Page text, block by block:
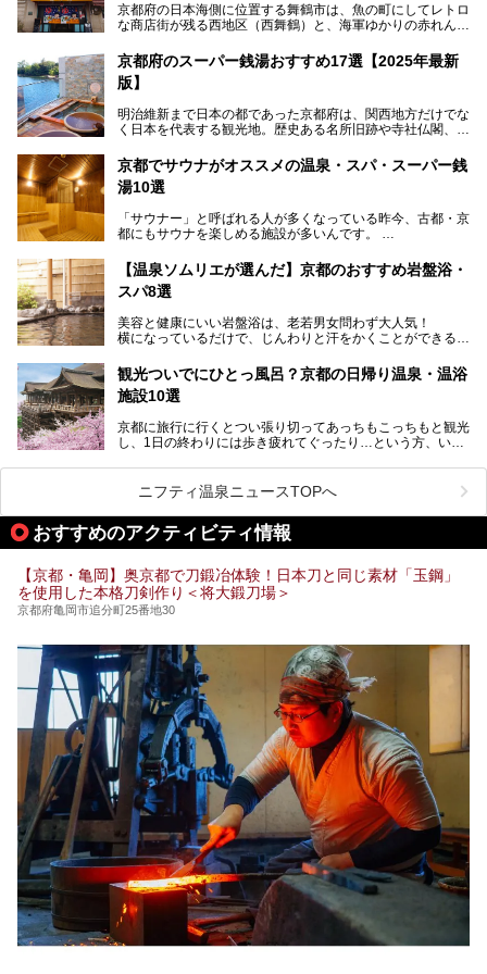
京都府の日本海側に位置する舞鶴市は、魚の町にしてレトロ
な商店街が残る西地区（西舞鶴）と、海軍ゆかりの赤れんが
ます。今回案内するのは西地区に今も残る2軒の銭湯「日の
出湯」と「若の湯」。いずれも国の登録有形文化財に指定さ
れた歴史ある建物でありながら、今も現役のお風呂屋さんで
漁師町や商店街で働く人々を支えてきたこの2軒の銭湯とと
ます。
───
この記事は京都府舞鶴市のPR記事です。
京都府のスーパー銭湯おすすめ17選【2025年最新
版】
明治維新まで日本の都であった京都府は、関西地方だけでな
く日本を代表する観光地。歴史ある名所旧跡や寺社仏閣、そ
今回は、そんな京都府で2025年現在おすすめのスーパー銭
湯を紹介します。
部でレジャー気分を満喫できる温泉施設まで、好みのスーパ
ー銭湯を探してみてくださいね。
京都でサウナがオススメの温泉・スパ・スーパー銭
湯10選
「サウナー」と呼ばれる人が多くなっている昨今、古都・京
都にもサウナを楽しめる施設が多いんです。
自分の好きなサウナを探すのもいいですが、さまざまなサウ
ナを体感してみたいですよね。
のある温浴施設を紹介します。
ウナを楽しみましょう！
【温泉ソムリエが選んだ】京都のおすすめ岩盤浴・
スパ8選
美容と健康にいい岩盤浴は、老若男女問わず大人気！
横になっているだけで、じんわりと汗をかくことができるの
地元の方はもちろん、旅先としても人気の京都。
観光のついでに岩盤浴のある温泉に浸かってリフレッシュす
今回は京都にある岩盤浴のある施設をピックアップしてご紹
観光ついでにひとっ風呂？京都の日帰り温泉・温浴
施設10選
京都に旅行に行くとつい張り切ってあっちもこっちもと観光
し、1日の終わりには歩き疲れてぐったり…という方、いま
そんな疲れた身体には温泉です！京都には、市内にも郊外に
も素晴らしい温泉がたくさんあります。そこで、日帰り利用
できるおすすめの温泉・温浴施設をまとめてみました。
ニフティ温泉ニュースTOPへ
おすすめのアクティビティ情報
【京都・亀岡】奥京都で刀鍛冶体験！日本刀と同じ素材「玉鋼」
を使用した本格刀剣作り＜将大鍛刀場＞
京都府亀岡市追分町25番地30